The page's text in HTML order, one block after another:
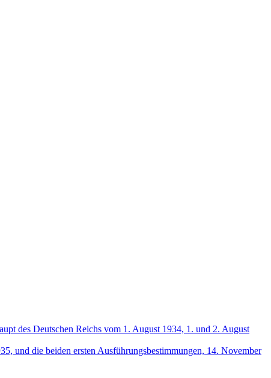
des Deutschen Reichs vom 1. August 1934, 1. und 2. August
und die beiden ersten Ausführungsbestimmungen, 14. November